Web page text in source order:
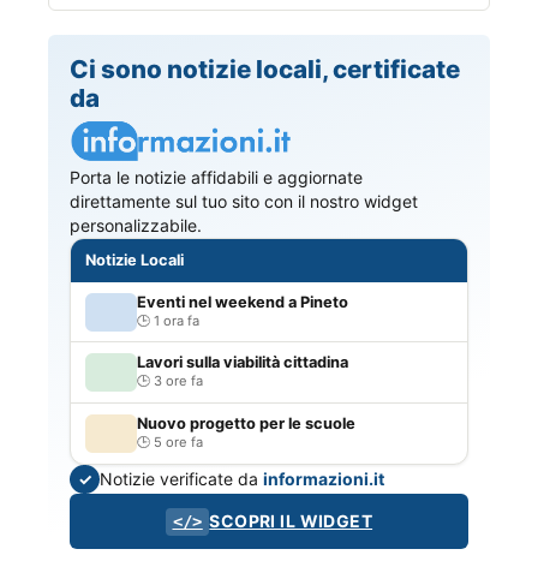
Ci sono notizie locali, certificate
da
Porta le notizie affidabili e aggiornate
direttamente sul tuo sito con il nostro widget
personalizzabile.
Notizie Locali
Eventi nel weekend a Pineto
1 ora fa
Lavori sulla viabilità cittadina
3 ore fa
Nuovo progetto per le scuole
5 ore fa
✓ Notizie verificate dainformazioni.it
</> SCOPRI IL WIDGET